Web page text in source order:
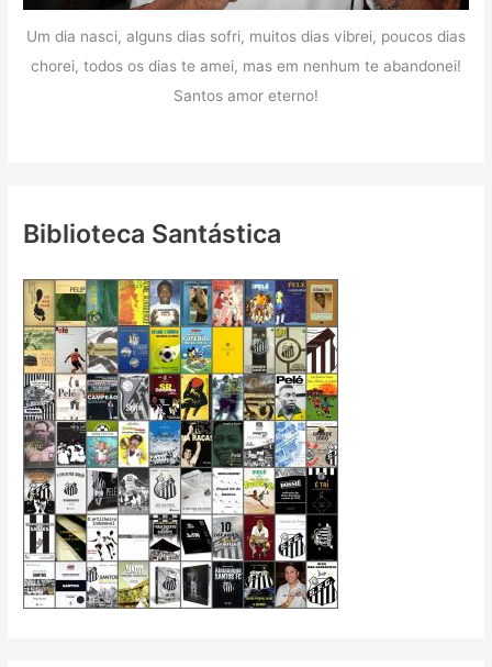
Um dia nasci, alguns dias sofri, muitos dias vibrei, poucos dias
chorei, todos os dias te amei, mas em nenhum te abandonei!
Santos amor eterno!
Biblioteca Santástica